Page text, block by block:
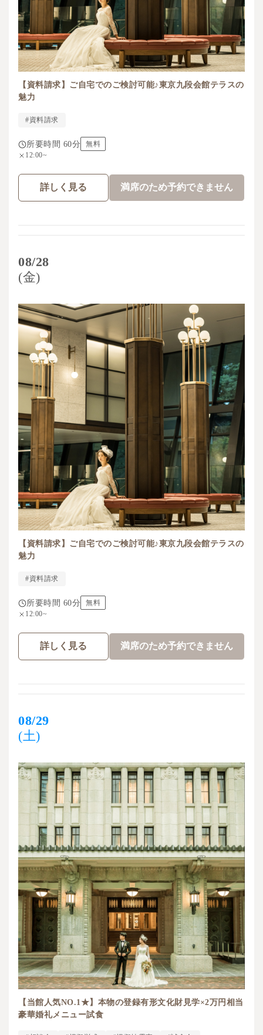
【資料請求】ご自宅でのご検討可能♪東京九段会館テラスの
魅力
#資料請求
所要時間 60分
無料
12:00~
詳しく見る 満席のため予約できません
08/28
(金)
【資料請求】ご自宅でのご検討可能♪東京九段会館テラスの
魅力
#資料請求
所要時間 60分
無料
12:00~
詳しく見る 満席のため予約できません
08/29
(土)
【当館人気NO.1★】本物の登録有形文化財見学×2万円相当
豪華婚礼メニュー試食